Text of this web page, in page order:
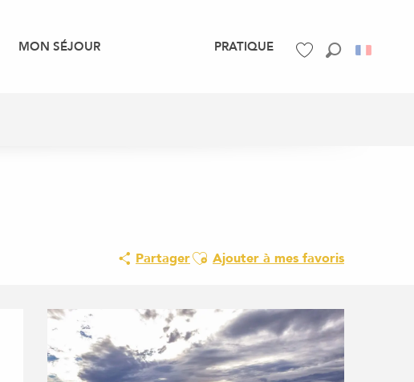
MON SÉJOUR PRATIQUE
PartagerAjouter aux favoris
Ajouter à mes favoris